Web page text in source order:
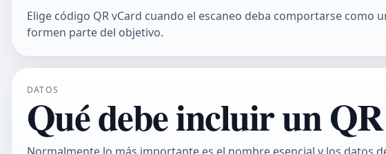
Elige código QR vCard cuando el escaneo deba comportarse como
formen parte del objetivo.
DATOS
Qué debe incluir un